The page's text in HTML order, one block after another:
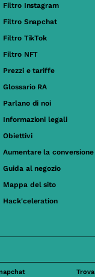
Filtro Instagram
Filtro Snapchat
Filtro TikTok
Filtro NFT
Prezzi e tariffe
Glossario RA
Parlano di noi
Informazioni legali
Obiettivi
Aumentare la conversione
Guida al negozio
Mappa del sito
Hack'celeration